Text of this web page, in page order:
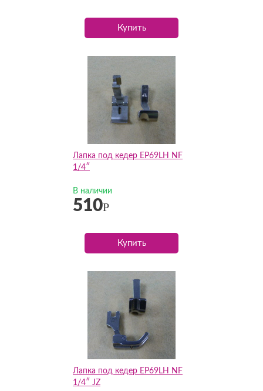
Купить
Лапка под кедер EP69LH NF
1/4″
В наличии
510Р
Купить
Лапка под кедер EP69LH NF
1/4″ JZ